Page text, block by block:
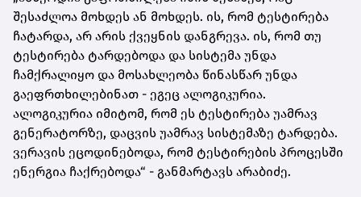
შესაძლოა მოხდეს ან მოხდეს. ის, რომ ტესტირება
ჩატარდა, არ არის ქვეყნის დანგრევა. ის, რომ თუ
ტესტირება ტარდებოდა და სისტემა უნდა
ჩამქრალიყო და მოსახლეობა წინასწარ უნდა
გაეფრთხილებინათ - ეგეც ალოგიკურია.
ალოგიკურია იმიტომ, რომ ეს ტესტირება უამრავ
გენერატორზე, დაცვის უამრავ სისტემაზე ტარდება.
ვერავის ეცოდინებოდა, რომ ტესტირების პროცესში
ენერგია ჩაქრებოდა“ - განმარტავს არაბიძე.